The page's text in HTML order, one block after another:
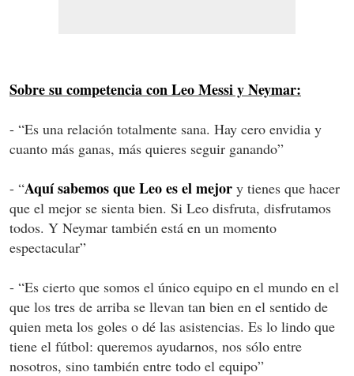
Sobre su competencia con Leo Messi y Neymar:
- “Es una relación totalmente sana. Hay cero envidia y
cuanto más ganas, más quieres seguir ganando”
- “Aquí sabemos que Leo es el mejor y tienes que hacer
que el mejor se sienta bien. Si Leo disfruta, disfrutamos
todos. Y Neymar también está en un momento
espectacular”
- “Es cierto que somos el único equipo en el mundo en el
que los tres de arriba se llevan tan bien en el sentido de
quien meta los goles o dé las asistencias. Es lo lindo que
tiene el fútbol: queremos ayudarnos, nos sólo entre
nosotros, sino también entre todo el equipo”